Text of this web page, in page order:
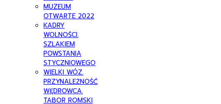
MUZEUM
OTWARTE 2022
KADRY
WOLNOŚCI.
SZLAKIEM
POWSTANIA
STYCZNIOWEGO
WIELKI WÓZ.
PRZYNALEŻNOŚĆ
WĘDROWCA.
TABOR ROMSKI